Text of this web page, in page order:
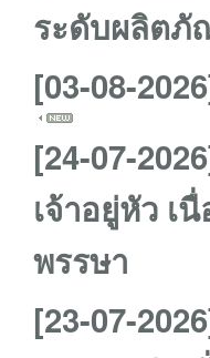
ระดับผลิต
[03-08-
[24-07-
เจ้าอยู่หัว เ
พรรษา
[23-07-